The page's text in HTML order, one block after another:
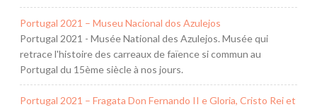
Portugal 2021 – Museu Nacional dos Azulejos
Portugal 2021 - Musée National des Azulejos. Musée qui
retrace l'histoire des carreaux de faïence si commun au
Portugal du 15ème siècle à nos jours.
Portugal 2021 – Fragata Don Fernando II e Gloria, Cristo Rei et